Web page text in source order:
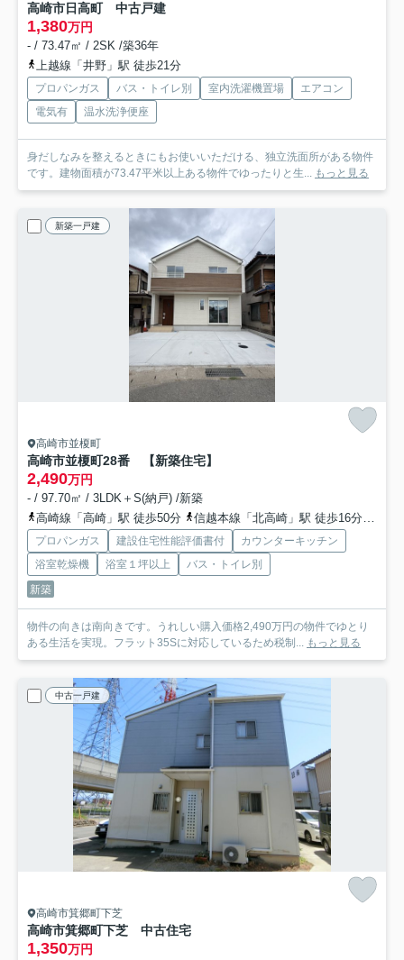
高崎市日高町 中古戸建
1,380万円
- / 73.47㎡ / 2SK /築36年
上越線「井野」駅 徒歩21分
プロパンガス バス・トイレ別 室内洗濯機置場
エアコン
電気有
温水洗浄便座
身だしなみを整えるときにもお使いいただける、独立洗面所がある物件
です。建物面積が73.47平米以上ある物件でゆったりと生... もっと見る
新築一戸建
高崎市並榎町
高崎市並榎町28番 【新築住宅】
2,490万円
- / 97.70㎡ / 3LDK＋S(納戸) /新築
高崎線「高崎」駅 徒歩50分
信越本線「北高崎」駅 徒歩16分
プロパンガス 建設住宅性能評価書付
カウンターキッチン
浴室乾燥機
浴室１坪以上
バス・トイレ別
新築
物件の向きは南向きです。うれしい購入価格2,490万円の物件でゆとり
ある生活を実現。フラット35Sに対応しているため税制... もっと見る
中古一戸建
高崎市箕郷町下芝
高崎市箕郷町下芝 中古住宅
1,350万円